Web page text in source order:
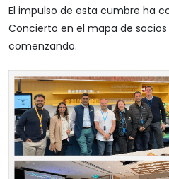
El impulso de esta cumbre ha
Concierto en el mapa de socios
comenzando.